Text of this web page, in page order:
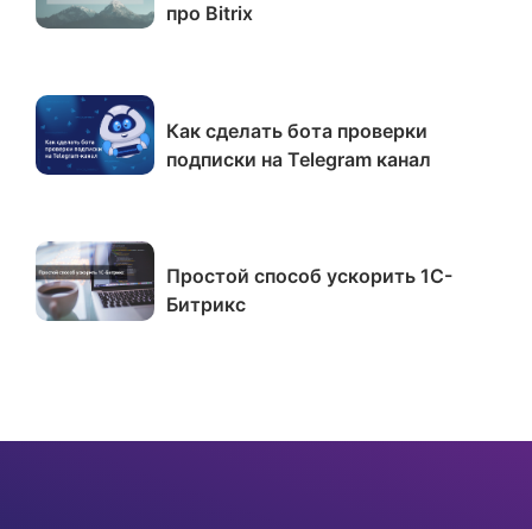
про Bitrix
Как сделать бота проверки
подписки на Telegram канал
Простой способ ускорить 1С-
Битрикс